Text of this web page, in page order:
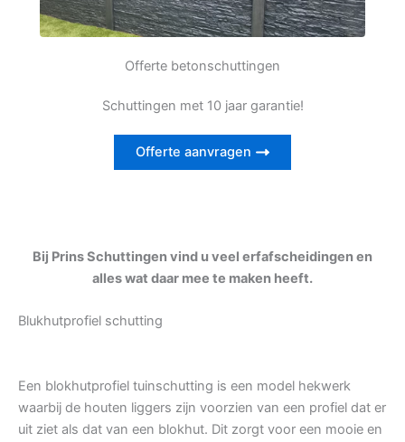
Offerte betonschuttingen
Schuttingen met 10 jaar garantie!
Offerte aanvragen
Bij Prins Schuttingen vind u veel erfafscheidingen en
alles wat daar mee te maken heeft.
Blukhutprofiel schutting
Een blokhutprofiel tuinschutting is een model hekwerk
waarbij de houten liggers zijn voorzien van een profiel dat er
uit ziet als dat van een blokhut. Dit zorgt voor een mooie en